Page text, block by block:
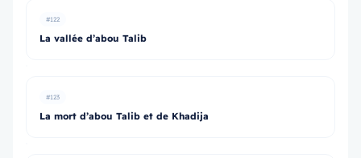
#122
La vallée d’abou Talib
#123
La mort d’abou Talib et de Khadija